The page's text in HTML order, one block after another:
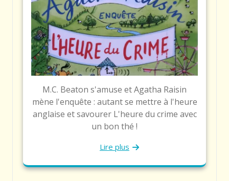
M.C. Beaton s'amuse et Agatha Raisin
mène l'enquête : autant se mettre à l'heure
anglaise et savourer L'heure du crime avec
un bon thé !
Lire plus